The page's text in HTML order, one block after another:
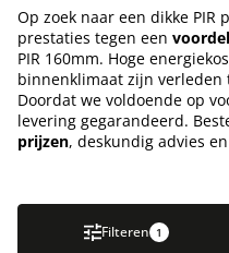
Op zoek naar een dikke
prestaties tegen een
PIR 160mm. Hoge
binnenklimaat zijn
Doordat we voldoende op
levering gegarandeerd.
prijzen, deskundig advies
Filteren 1